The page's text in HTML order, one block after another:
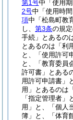
第1号中「使用
2号中「使用時
項中「松島町教
し、 第3条の規
手続」とあるの
とあるのは「利
と、「使用許可
と、「教育委員
許可書」とある
用許可申請書」
用」とあるのは
「指定管理者」
用」と、「個人
簿」と、「体育